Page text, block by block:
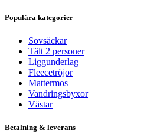
Populära kategorier
Sovsäckar
Tält 2 personer
Liggunderlag
Fleecetröjor
Mattermos
Vandringsbyxor
Västar
Betalning & leverans